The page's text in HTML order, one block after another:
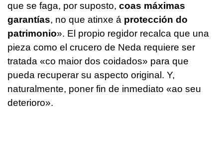
que se faga, por suposto, coas máximas
garantías, no que atinxe á protección do
patrimonio». El propio regidor recalca que una
pieza como el crucero de Neda requiere ser
tratada «co maior dos coidados» para que
pueda recuperar su aspecto original. Y,
naturalmente, poner fin de inmediato «ao seu
deterioro».